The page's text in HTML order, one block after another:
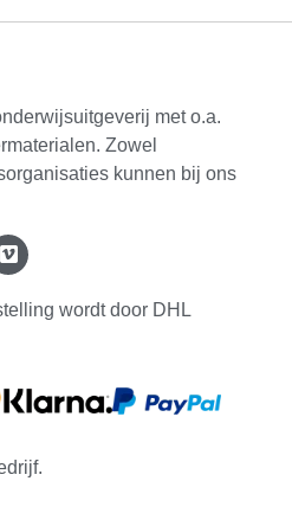
met o.a.
Zowel
kunnen bij ons
wordt door DHL